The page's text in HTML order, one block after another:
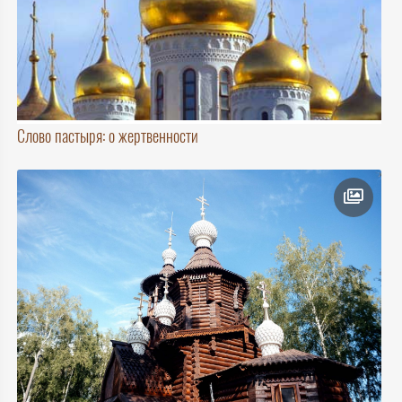
Слово пастыря: о жертвенности